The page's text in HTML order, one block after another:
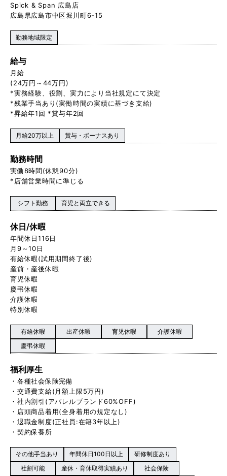
Spick & Span 広島店
広島県広島市中区堀川町6-15
勤務地域限定
給与
月給
(24万円～44万円)
*実務経験、役割、実力により当社規定にて決定
*残業手当あり(実働時間の実績に基づき支給)
*昇給年1回 *賞与年2回
月給20万以上 賞与・ボーナスあり
勤務時間
実働8時間(休憩90分)
*店舗営業時間に準じる
シフト勤務 育児と両立できる
休日/休暇
年間休日116日
月9～10日
有給休暇(試用期間終了後)
産前・産後休暇
育児休暇
慶弔休暇
介護休暇
特別休暇
有給休暇 出産休暇 育児休暇
介護休暇
慶弔休暇
福利厚生
・各種社会保険完備
・交通費支給(月額上限5万円)
・社内割引(アパレルブランド60%OFF)
・店頭商品着用(全身着用の規定なし)
・退職金制度(正社員:在籍3年以上)
・契約保養所
その他手当あり 年間休日100日以上
研修制度あり
社割可能
産休・育休取得実績あり 社会保険